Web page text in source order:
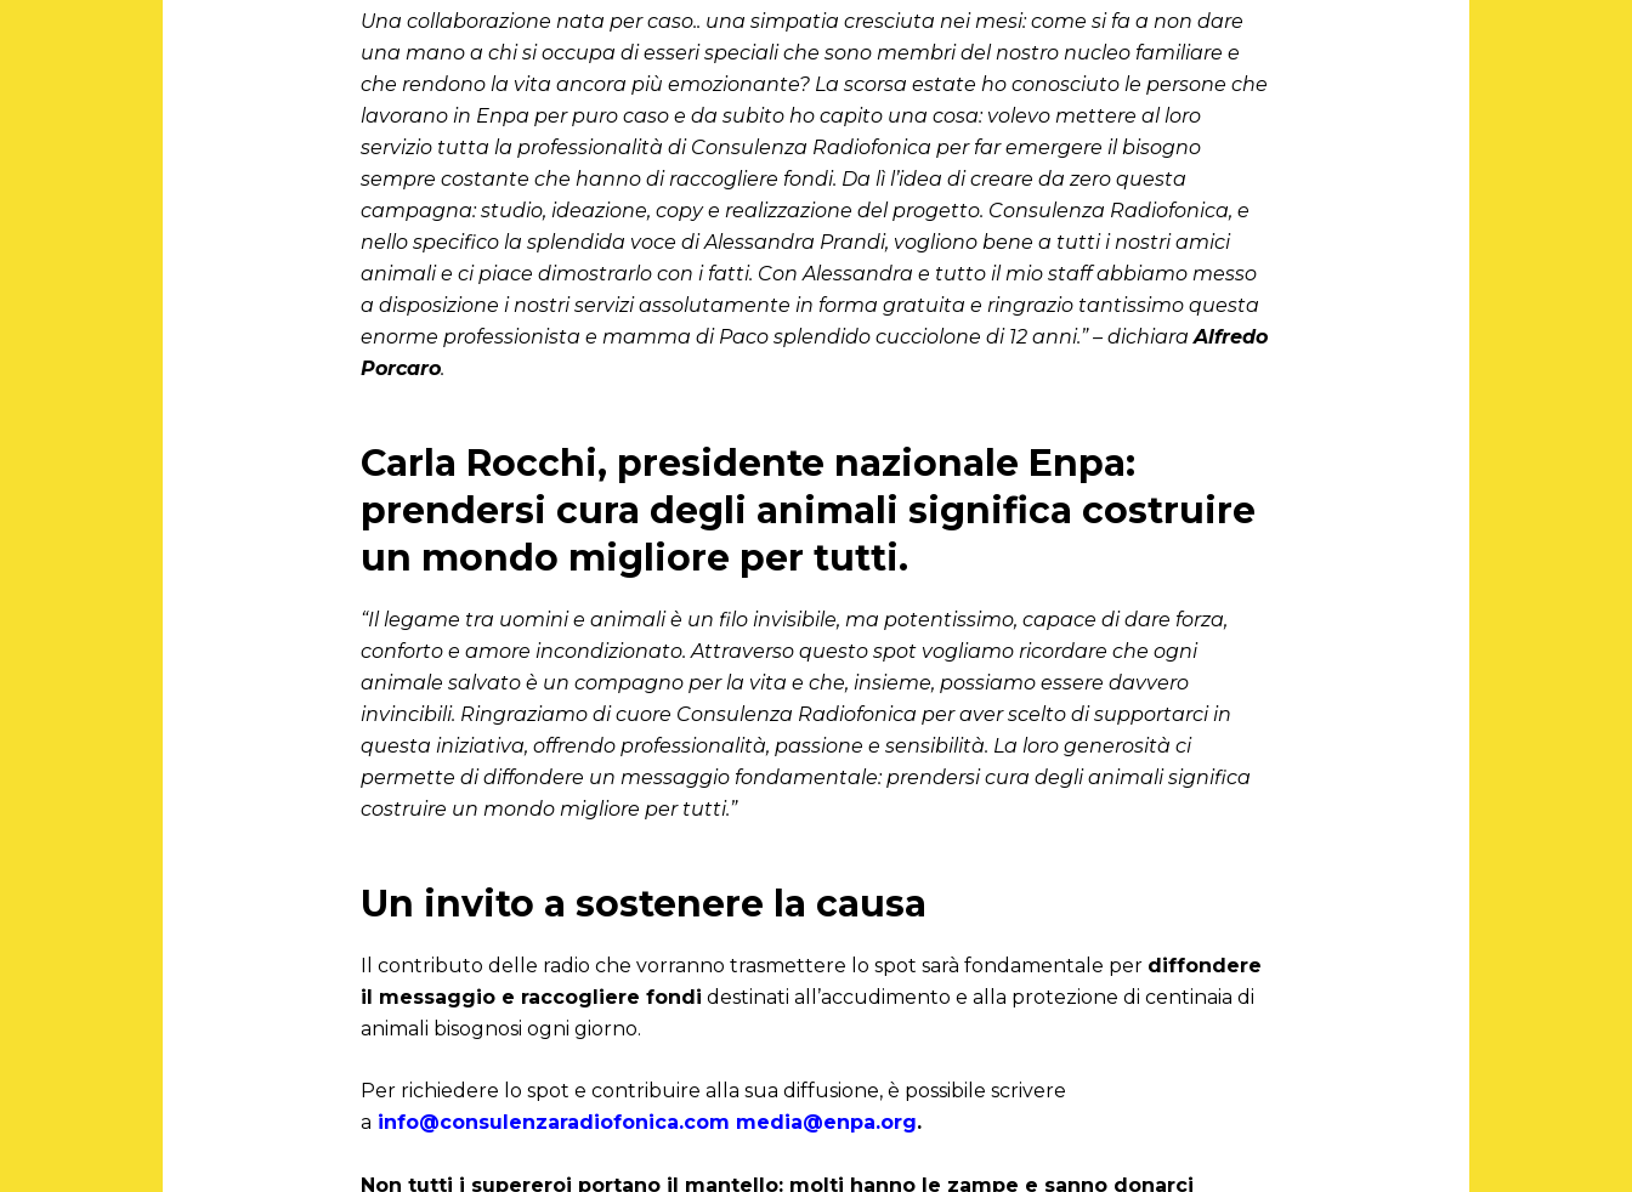
Una collaborazione nata per caso.. una simpatia cresciuta nei mesi: come si fa a non dare
una mano a chi si occupa di esseri speciali che sono membri del nostro nucleo familiare e
che rendono la vita ancora più emozionante? La scorsa estate ho conosciuto le persone che
lavorano in Enpa per puro caso e da subito ho capito una cosa: volevo mettere al loro
servizio tutta la professionalità di Consulenza Radiofonica per far emergere il bisogno
sempre costante che hanno di raccogliere fondi. Da lì l’idea di creare da zero questa
campagna: studio, ideazione, copy e realizzazione del progetto. Consulenza Radiofonica, e
nello specifico la splendida voce di Alessandra Prandi, vogliono bene a tutti i nostri amici
animali e ci piace dimostrarlo con i fatti. Con Alessandra e tutto il mio staff abbiamo messo
a disposizione i nostri servizi assolutamente in forma gratuita e ringrazio tantissimo questa
enorme professionista e mamma di Paco splendido cucciolone di 12 anni.” – dichiaraAlfredo
Porcaro.
Carla Rocchi, presidente nazionale Enpa:
prendersi cura degli animali significa costruire
un mondo migliore per tutti.
“Il legame tra uomini e animali è un filo invisibile, ma potentissimo, capace di dare forza,
conforto e amore incondizionato. Attraverso questo spot vogliamo ricordare che ogni
animale salvato è un compagno per la vita e che, insieme, possiamo essere davvero
invincibili. Ringraziamo di cuore Consulenza Radiofonica per aver scelto di supportarci in
questa iniziativa, offrendo professionalità, passione e sensibilità. La loro generosità ci
permette di diffondere un messaggio fondamentale: prendersi cura degli animali significa
costruire un mondo migliore per tutti.”
Un invito a sostenere la causa
Il contributo delle radio che vorranno trasmettere lo spot sarà fondamentale per diffondere
il messaggio e raccogliere fondi destinati all’accudimento e alla protezione di centinaia di
animali bisognosi ogni giorno.
Per richiedere lo spot e contribuire alla sua diffusione, è possibile scrivere
a info@consulenzaradiofonica.com media@enpa.org.
Non tutti i supereroi portano il mantello: molti hanno le zampe e sanno donarci